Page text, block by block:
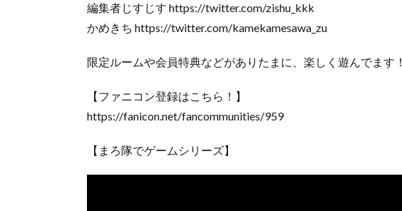
編集者じすじす https://twitter.com/zishu_kkk
かめきち https://twitter.com/kamekamesawa_zu
限定ルームや会員特典などがありたまに、楽しく遊んでます！
【ファニコン登録はこちら！】
https://fanicon.net/fancommunities/959
【まろ隊でゲームシリーズ】